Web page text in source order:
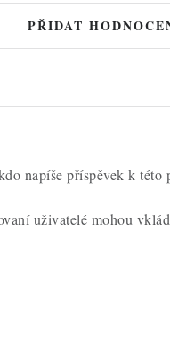
PŘIDAT
napíše příspěvek k této
uživatelé mohou